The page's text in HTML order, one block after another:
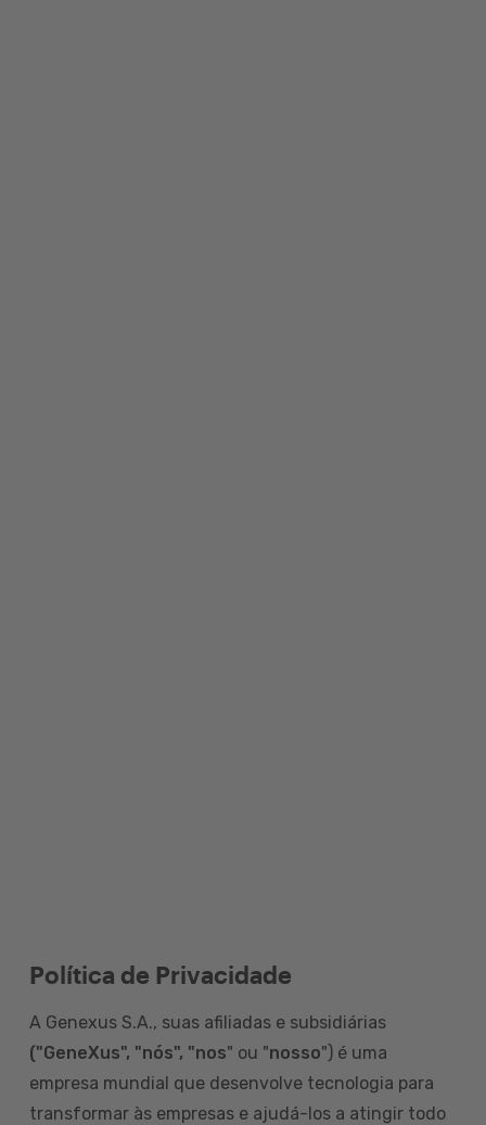
Política de Privacidade
A Genexus S.A., suas afiliadas e subsidiárias
("GeneXus", "nós", "nos" ou "nosso") é uma
empresa mundial que desenvolve tecnologia para
transformar às empresas e ajudá-los a atingir todo